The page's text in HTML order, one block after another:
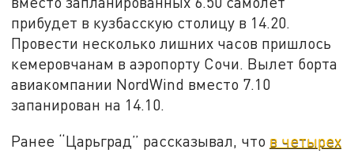
прибудет в кузбасскую столицу в 14.20.
Провести несколько лишних часов пришлось
кемеровчанам в аэропорту Сочи. Вылет борта
авиакомпании NordWind вместо 7.10
запанирован на 14.10.
Ранее “Царьград” рассказывал, что в четырех